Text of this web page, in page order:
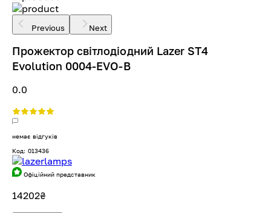
Previous Next
Прожектор світлодіодний Lazer ST4
Evolution 0004-EVO-B
0.0
немає відгуків
Код: 013436
Офіційний представник
14202₴